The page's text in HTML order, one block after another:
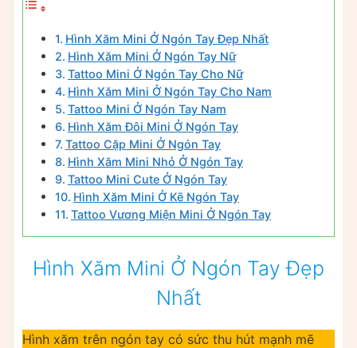
Hình Xăm Mini Ở Ngón Tay Đẹp Nhất
Hình Xăm Mini Ở Ngón Tay Nữ
Tattoo Mini Ở Ngón Tay Cho Nữ
Hình Xăm Mini Ở Ngón Tay Cho Nam
Tattoo Mini Ở Ngón Tay Nam
Hình Xăm Đôi Mini Ở Ngón Tay
Tattoo Cặp Mini Ở Ngón Tay
Hình Xăm Mini Nhỏ Ở Ngón Tay
Tattoo Mini Cute Ở Ngón Tay
Hình Xăm Mini Ở Kẽ Ngón Tay
Tattoo Vương Miện Mini Ở Ngón Tay
Hình Xăm Mini Ở Ngón Tay Đẹp
Nhất
Hình xăm trên ngón tay có sức thu hút mạnh mẽ